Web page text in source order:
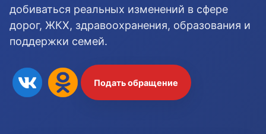
добиваться реальных изменений в сфере
дорог, ЖКХ, здравоохранения, образования и
поддержки семей.
Подать обращение